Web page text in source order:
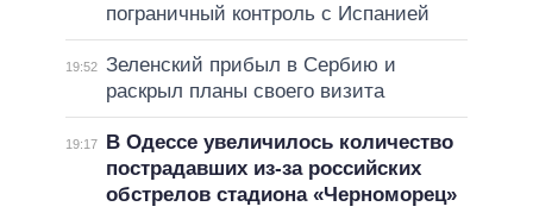
пограничный контроль с Испанией
19:52 Зеленский прибыл в Сербию и
раскрыл планы своего визита
19:17
В Одессе увеличилось количество
пострадавших из-за российских
обстрелов стадиона «Черноморец»